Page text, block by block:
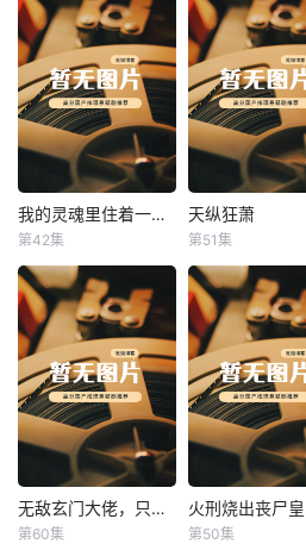
我的灵魂里住着一条龙 我的灵魂里住着一条龙
第42集
天纵狂萧
天纵狂萧
第51集
无敌玄门大佬，只听姐姐的话 无敌玄门大佬，只听姐姐的话
第60集
火刑烧出丧尸皇
火刑烧出丧尸皇
第50集